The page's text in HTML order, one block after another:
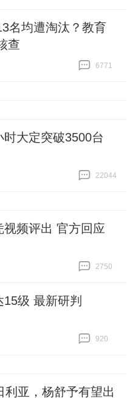
名均遭淘汰？教育
查
6771
大定突破3500台
22044
频评出 官方回应
2750
级 最新研判
920
亚，杨舒予有望出